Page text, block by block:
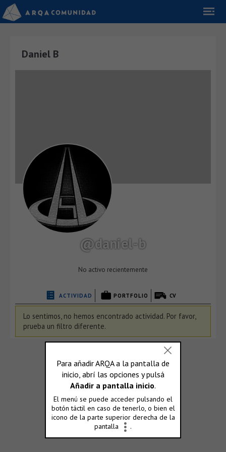
Daniel B
@daniel-b
No activo recientemente
ACTIVIDAD PORTFOLIO CV
Lo sentimos, no hemos encontrado actividad. Por favor,
prueba un filtro diferente.